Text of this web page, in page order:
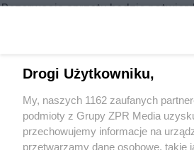
Rezerwacja sprzętu będzie
ekran dotykowy IPS
widzenia
system operacyjny pn. AtomOS
nagrywanie bezpośrednio na
Drogi Użytkowniku,
My, naszych 1162 zaufanych
podmioty z Grupy ZPR Media
przechowujemy informacje na
przetwarzamy dane osobowe, takie